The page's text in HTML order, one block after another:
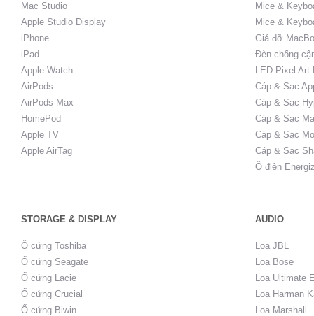
Mac Studio
Apple Studio Display
iPhone
iPad
Apple Watch
AirPods
AirPods Max
HomePod
Apple TV
Apple AirTag
Mice &
Mice &
Giá đỡ
Đèn chống
LED Pixel Art
Cáp & Sạc
Cáp & Sạc
Cáp & Sạc
Cáp & Sạc
Cáp & Sạc
Ổ điện
STORAGE & DISPLAY AUDIO
Ổ cứng Toshiba
Ổ cứng Seagate
Ổ cứng Lacie
Ổ cứng Crucial
Ổ cứng Biwin
Loa JBL
Loa Bose
Loa Ultimate
Loa Harman
Loa Marshall